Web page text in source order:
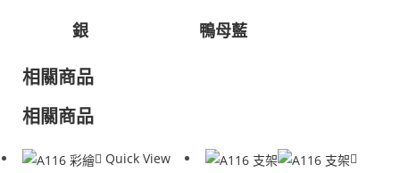
銀 鴨母藍
相關商品
相關商品
Quick View